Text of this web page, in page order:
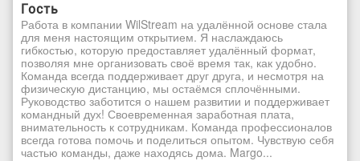
Гость
Работа в компании WilStream на удалённой основе стала
для меня настоящим открытием. Я наслаждаюсь
гибкостью, которую предоставляет удалённый формат,
позволяя мне организовать своё время так, как удобно.
Команда всегда поддерживает друг друга, и несмотря на
физическую дистанцию, мы остаёмся сплочёнными.
Руководство заботится о нашем развитии и поддерживает
командный дух! Своевременная заработная плата,
внимательность к сотрудникам. Команда профессионалов
всегда готова помочь и поделиться опытом. Чувствую себя
частью команды, даже находясь дома. Margo...